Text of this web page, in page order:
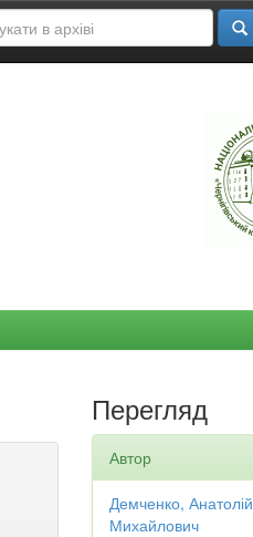
Перегляд
Автор
Демченко, Анатолій
Михайлович